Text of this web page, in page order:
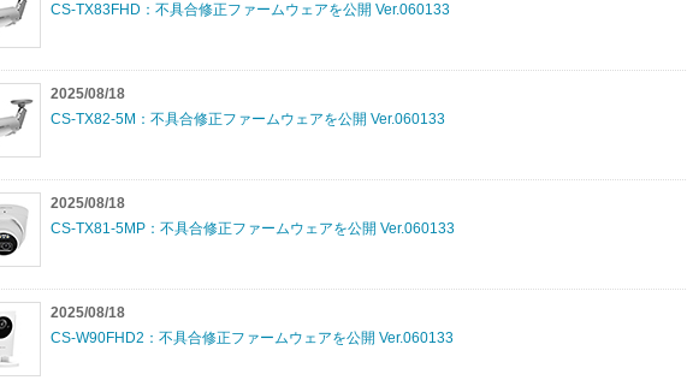
CS-TX83FHD：不具合修正ファームウェアを公開 Ver.060133
2025/08/18
CS-TX82-5M：不具合修正ファームウェアを公開 Ver.060133
2025/08/18
CS-TX81-5MP：不具合修正ファームウェアを公開 Ver.060133
2025/08/18
CS-W90FHD2：不具合修正ファームウェアを公開 Ver.060133